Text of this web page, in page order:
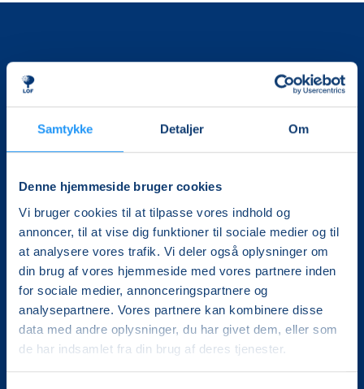
Samtykke Detaljer Om
Denne hjemmeside bruger cookies
Vi bruger cookies til at tilpasse vores indhold og
annoncer, til at vise dig funktioner til sociale medier og til
at analysere vores trafik. Vi deler også oplysninger om
din brug af vores hjemmeside med vores partnere inden
for sociale medier, annonceringspartnere og
analysepartnere. Vores partnere kan kombinere disse
data med andre oplysninger, du har givet dem, eller som
de har indsamlet fra din brug af deres tjenester.
Det, der er vigtigt for samfundet, er vigtigt for os
Vi skaber rammerne for meningsfulde møder mellem
mere end 100.000 deltagere i hele landet med kurser,
foredrag og oplevelser.
LOF Vestsjælland
Gl. Torv 4A, 1.
4200 Slagelse
CVR. 30228510
Tlf.: 5852 5681